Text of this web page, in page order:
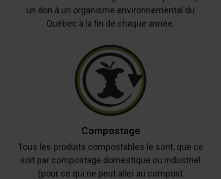
un don à un organisme environnemental du
Québec à la fin de chaque année.
Compostage
Tous les produits compostables le sont, que ce
soit par compostage domestique ou industriel
(pour ce qui ne peut aller au compost